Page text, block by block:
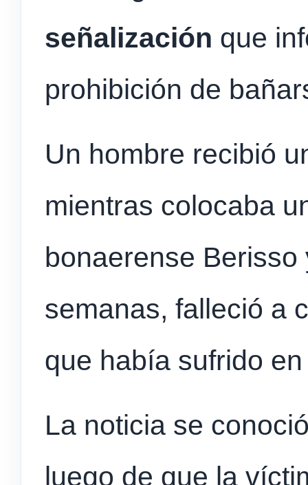
señalización que
prohibición de
Un hombre recibió
mientras colocaba
bonaerense
semanas, falleció a
que había sufrido
La noticia se
luego de que la